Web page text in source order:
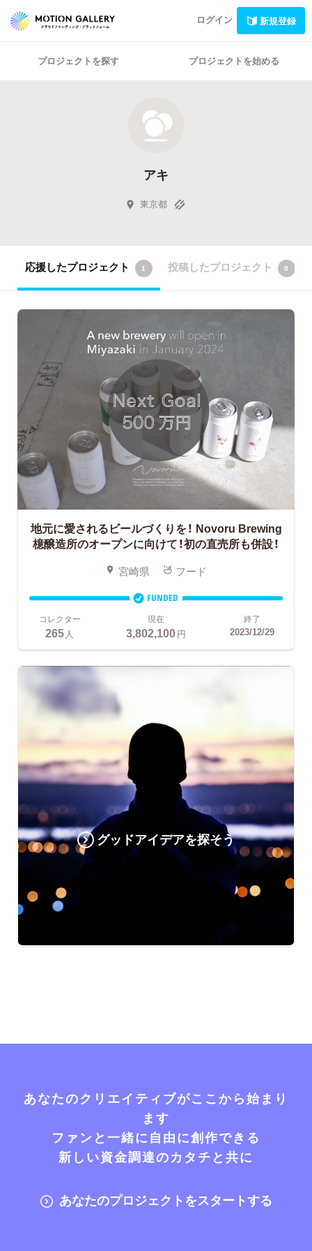
ログイン 新規登録
プロジェクトを探す プロジェクトを始める
アキ
東京都
応援したプロジェクト 1 投稿したプロジェクト 0
地元に愛されるビールづくりを！ Novoru Brewing
檍醸造所のオープンに向けて！初の直売所も併設！
宮崎県 フード
FUNDED
コレクター
265 人
現在
3,802,100円
終了
2023/12/29
グッドアイデアを探そう
あなたのクリエイティブがここから始まり
ます
ファンと一緒に自由に創作できる
新しい資金調達のカタチと共に
あなたのプロジェクトをスタートする